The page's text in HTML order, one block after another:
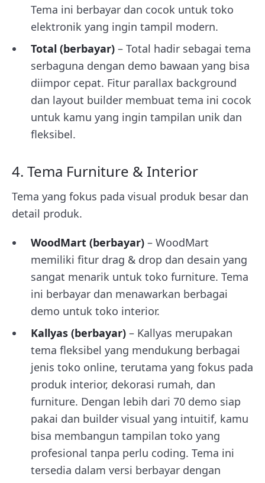
Tema ini berbayar dan cocok untuk toko
elektronik yang ingin tampil modern.
Total (berbayar) – Total hadir sebagai tema
serbaguna dengan demo bawaan yang bisa
diimpor cepat. Fitur parallax background
dan layout builder membuat tema ini cocok
untuk kamu yang ingin tampilan unik dan
fleksibel.
4. Tema Furniture & Interior
Tema yang fokus pada visual produk besar dan
detail produk.
WoodMart (berbayar) – WoodMart
memiliki fitur drag & drop dan desain yang
sangat menarik untuk toko furniture. Tema
ini berbayar dan menawarkan berbagai
demo untuk toko interior.
Kallyas (berbayar) – Kallyas merupakan
tema fleksibel yang mendukung berbagai
jenis toko online, terutama yang fokus pada
produk interior, dekorasi rumah, dan
furniture. Dengan lebih dari 70 demo siap
pakai dan builder visual yang intuitif, kamu
bisa membangun tampilan toko yang
profesional tanpa perlu coding. Tema ini
tersedia dalam versi berbayar dengan